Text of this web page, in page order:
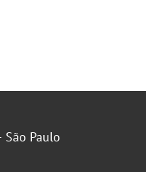
Paulo